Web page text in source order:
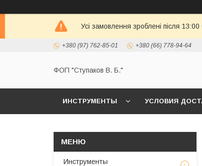
Усі замовлення зроблені після
+380 (97) 762-85-01 +380 (66) 778-94-64
ФОП "Ступаков В. Б."
ИНСТРУМЕНТЫ УСЛОВИЯ
Инструменты